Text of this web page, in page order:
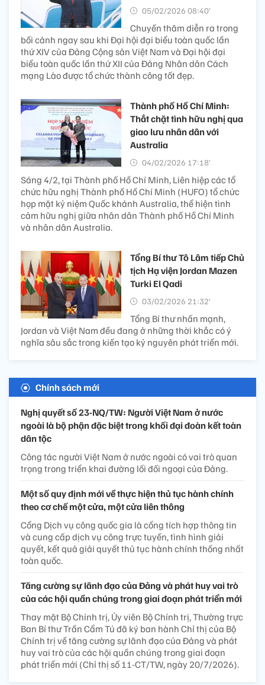
05/02/2026 08:40’
Chuyến thăm diễn ra trong
bối cảnh ngay sau khi Đại hội đại biểu toàn quốc lần
thứ XIV của Đảng Cộng sản Việt Nam và Đại hội đại
biểu toàn quốc lần thứ XII của Đảng Nhân dân Cách
mạng Lào được tổ chức thành công tốt đẹp.
Thành phố Hồ Chí Minh:
Thắt chặt tình hữu nghị qua
giao lưu nhân dân với
Australia
04/02/2026 17:18’
Sáng 4/2, tại Thành phố Hồ Chí Minh, Liên hiệp các tổ
chức hữu nghị Thành phố Hồ Chí Minh (HUFO) tổ chức
họp mặt kỷ niệm Quốc khánh Australia, thể hiện tình
cảm hữu nghị giữa nhân dân Thành phố Hồ Chí Minh
và nhân dân Australia.
Tổng Bí thư Tô Lâm tiếp Chủ
tịch Hạ viện Jordan Mazen
Turki El Qadi
03/02/2026 21:32’
Tổng Bí thư nhấn mạnh,
Jordan và Việt Nam đều đang ở những thời khắc có ý‎
nghĩa sâu sắc trong kiến tạo kỷ nguyên phát triển mới.
Chính sách mới
Nghị quyết số 23-NQ/TW: Người Việt Nam ở nước
ngoài là bộ phận đặc biệt trong khối đại đoàn kết toàn
dân tộc
Công tác người Việt Nam ở nước ngoài có vai trò quan
trọng trong triển khai đường lối đối ngoại của Đảng.
Một số quy định mới về thực hiện thủ tục hành chính
theo cơ chế một cửa, một cửa liên thông
Cổng Dịch vụ công quốc gia là cổng tích hợp thông tin
và cung cấp dịch vụ công trực tuyến, tình hình giải
quyết, kết quả giải quyết thủ tục hành chính thống nhất
toàn quốc.
Tăng cường sự lãnh đạo của Đảng và phát huy vai trò
của các hội quần chúng trong giai đoạn phát triển mới
Thay mặt Bộ Chính trị, Ủy viên Bộ Chính trị, Thường trực
Ban Bí thư Trần Cẩm Tú đã ký ban hành Chỉ thị của Bộ
Chính trị về tăng cường sự lãnh đạo của Đảng và phát
huy vai trò của các hội quần chúng trong giai đoạn
phát triển mới (Chỉ thị số 11-CT/TW, ngày 20/7/2026).